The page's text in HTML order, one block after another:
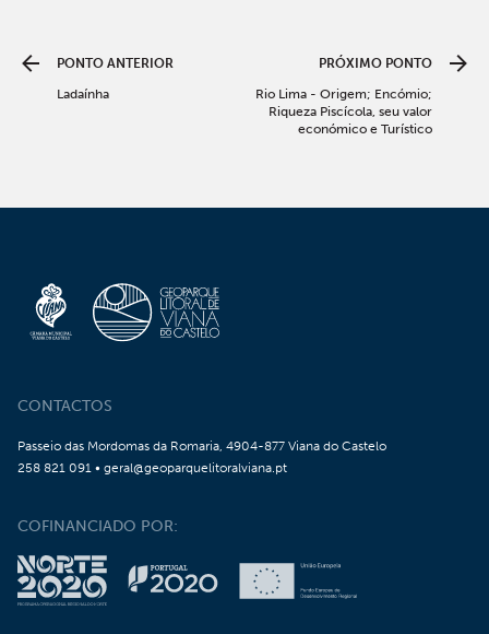
PONTO ANTERIOR
Ladaínha
PRÓXIMO PONTO
Rio Lima - Origem; Encómio;
Riqueza Piscícola, seu valor
económico e Turístico
CONTACTOS
Passeio das Mordomas da Romaria, 4904-877 Viana do Castelo
258 821 091 • geral@geoparquelitoralviana.pt
COFINANCIADO POR: